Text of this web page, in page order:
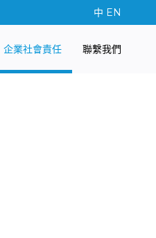
中 EN
企業社會責任 聯繫我們